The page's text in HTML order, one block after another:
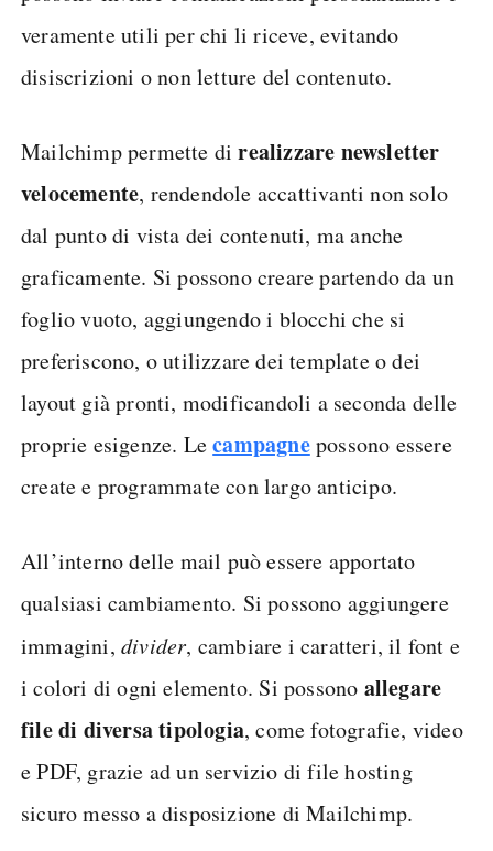
veramente utili per chi li riceve, evitando
disiscrizioni o non letture del contenuto.
Mailchimp permette direalizzare newsletter
velocemente, rendendole accattivanti non solo
dal punto di vista dei contenuti, ma anche
graficamente. Si possono creare partendo da un
foglio vuoto, aggiungendo i blocchi che si
preferiscono, o utilizzare dei template o dei
layout già pronti, modificandoli a seconda delle
proprie esigenze. Lecampagnepossono essere
create e programmate con largo anticipo.
All’interno delle mail può essere apportato
qualsiasi cambiamento. Si possono aggiungere
immagini, divider, cambiare i caratteri, il font e
i colori di ogni elemento. Si possono allegare
file di diversa tipologia, come fotografie, video
e PDF, grazie ad un servizio di file hosting
sicuro messo a disposizione di Mailchimp.